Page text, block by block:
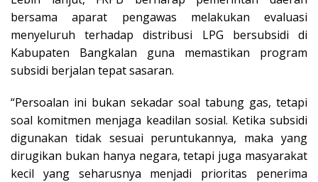
bersama aparat pengawas melakukan evaluasi
menyeluruh terhadap distribusi LPG bersubsidi di
Kabupaten Bangkalan guna memastikan program
subsidi berjalan tepat sasaran.
“Persoalan ini bukan sekadar soal tabung gas, tetapi
soal komitmen menjaga keadilan sosial. Ketika subsidi
digunakan tidak sesuai peruntukannya, maka yang
dirugikan bukan hanya negara, tetapi juga masyarakat
kecil yang seharusnya menjadi prioritas penerima